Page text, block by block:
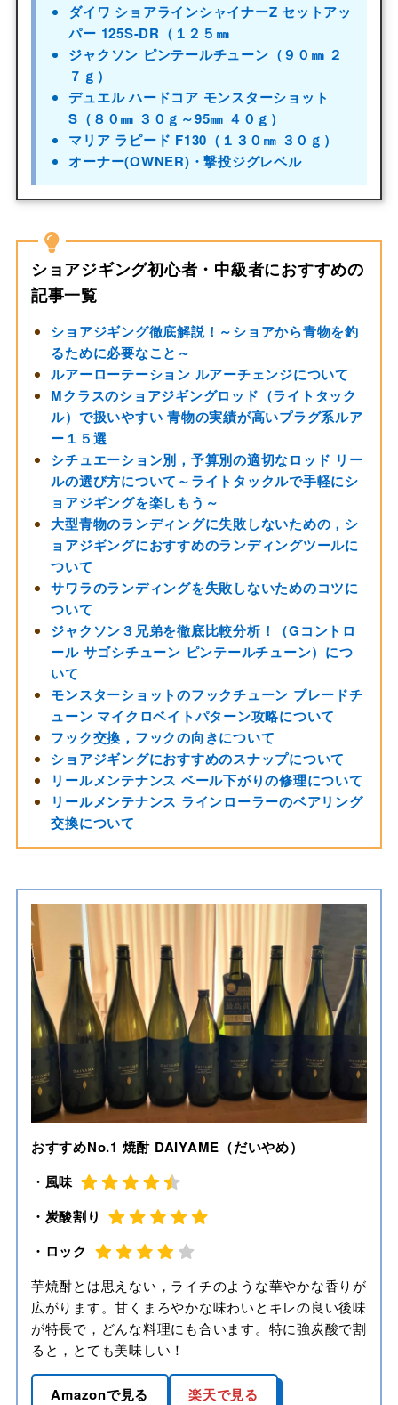
ダイワ ショアラインシャイナーZ セットアッ
パー 125S-DR（１２５㎜
ジャクソン ピンテールチューン（９０㎜ ２
７ｇ）
デュエル ハードコア モンスターショット
S（８０㎜ ３０ｇ～95㎜ ４０ｇ）
マリア ラピード F130（１３０㎜ ３０ｇ）
オーナー(OWNER)・撃投ジグレベル
ショアジギング初心者・中級者におすすめの
記事一覧
ショアジギング徹底解説！～ショアから青物を釣
るために必要なこと～
ルアーローテーション ルアーチェンジについて
Mクラスのショアジギングロッド（ライトタック
ル）で扱いやすい 青物の実績が高いプラグ系ルア
ー１５選
シチュエーション別，予算別の適切なロッド リー
ルの選び方について～ライトタックルで手軽にシ
ョアジギングを楽しもう～
大型青物のランディングに失敗しないための，シ
ョアジギングにおすすめのランディングツールに
ついて
サワラのランディングを失敗しないためのコツに
ついて
ジャクソン３兄弟を徹底比較分析！（Gコントロ
ール サゴシチューン ピンテールチューン）につ
いて
モンスターショットのフックチューン ブレードチ
ューン マイクロベイトパターン攻略について
フック交換，フックの向きについて
ショアジギングにおすすめのスナップについて
リールメンテナンス ベール下がりの修理について
リールメンテナンス ラインローラーのベアリング
交換について
おすすめNo.1 焼酎 DAIYAME（だいやめ）
・風味
・炭酸割り
・ロック
芋焼酎とは思えない，ライチのような華やかな香りが
広がります。甘くまろやかな味わいとキレの良い後味
が特長で，どんな料理にも合います。特に強炭酸で割
ると，とても美味しい！
Amazonで見る 楽天で見る